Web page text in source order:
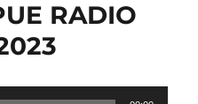
RADIO